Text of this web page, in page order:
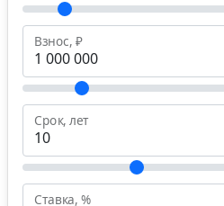
Взнос, ₽
Срок, лет
Ставка, %